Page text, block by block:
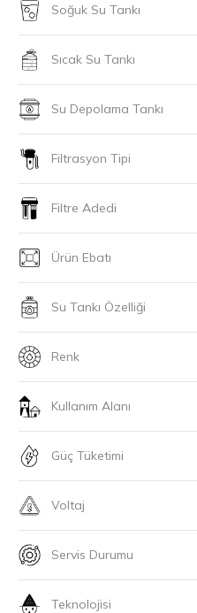
Soğuk Su Tankı
Sıcak Su Tankı
Su Depolama Tankı
Filtrasyon Tipi
Filtre Adedi
Ürün Ebatı
Su Tankı Özelliği
Renk
Kullanım Alanı
Güç Tüketimi
Voltaj
Servis Durumu
Teknolojisi